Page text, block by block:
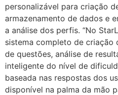
personalizável para criação
armazenamento de dados e
a análise dos perfis. “No
sistema completo de criação
de questões, análise de
inteligente do nível de
baseada nas respostas dos
disponível na palma da mão